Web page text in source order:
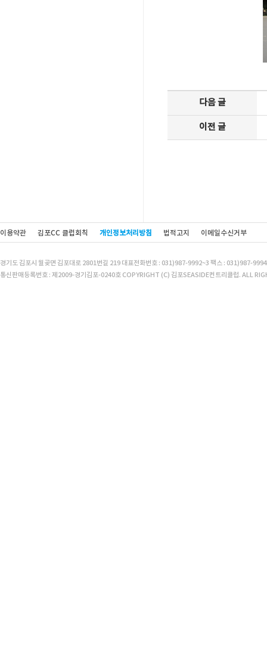
다음 글
이전 글
이용약관 김포CC 클럽회칙 개인정보처리방침 법적고지 이메일수신거부
경기도 김포시 월곶면 김포대로 2801번길 219 대표전화번호 : 031)987-9992~3 팩스 : 031)987-
통신판매등록번호 : 제2009-경기김포-0240호 COPYRIGHT (C) 김포SEASIDE컨트리클럽. ALL